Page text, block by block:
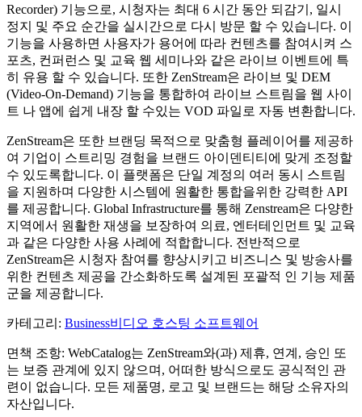
Recorder) 기능으로, 시청자는 최대 6 시간 동안 되감기, 일시
정지 및 주요 순간을 실시간으로 다시 방문 할 수 있습니다. 이
기능을 사용하면 사용자가 용어에 따라 컨텐츠를 참여시켜 스
포츠, 컨퍼런스 및 교육 웹 세미나와 같은 라이브 이벤트에 특
히 유용 할 수 있습니다. 또한 ZenStream은 라이브 및 DEM
(Video-On-Demand) 기능을 통합하여 라이브 스트림을 웹 사이
트 나 앱에 쉽게 내장 할 수있는 VOD 파일로 자동 변환합니다.
ZenStream은 또한 브랜딩 목적으로 맞춤형 플레이어를 제공하
여 기업이 스트리밍 경험을 브랜드 아이덴티티에 맞게 조정할
수 있도록합니다. 이 플랫폼은 단일 계정의 여러 동시 스트림
을 지원하며 다양한 시스템에 원활한 통합을위한 강력한 API
를 제공합니다. Global Infrastructure를 통해 Zenstream은 다양한
지역에서 원활한 재생을 보장하여 의료, 엔터테인먼트 및 교육
과 같은 다양한 사용 사례에 적합합니다. 전반적으로
ZenStream은 시청자 참여를 향상시키고 비즈니스 및 방송사를
위한 컨텐츠 제공을 간소화하도록 설계된 포괄적 인 기능 제품
군을 제공합니다.
카테고리 : Business비디오 호스팅 소프트웨어
면책 조항: WebCatalog는 ZenStream와(과) 제휴, 연계, 승인 또
는 보증 관계에 있지 않으며, 어떠한 방식으로도 공식적인 관
련이 없습니다. 모든 제품명, 로고 및 브랜드는 해당 소유자의
자산입니다.